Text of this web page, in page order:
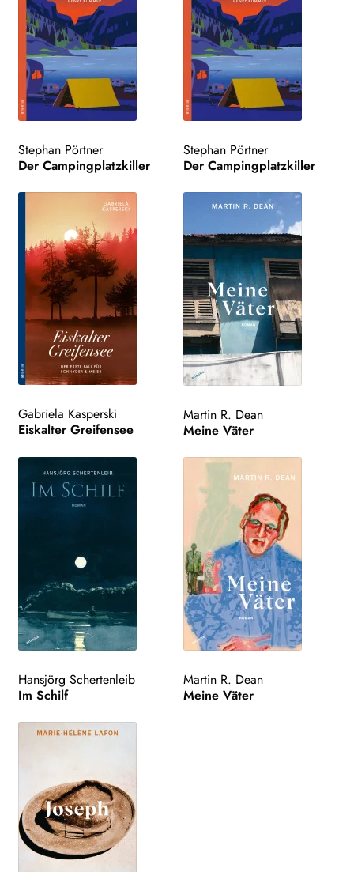
Stephan Pörtner
Der Campingplatzkiller
Stephan Pörtner
Der Campingplatzkiller
Gabriela Kasperski
Eiskalter Greifensee
Martin R. Dean
Meine Väter
Hansjörg Schertenleib
Im Schilf
Martin R. Dean
Meine Väter